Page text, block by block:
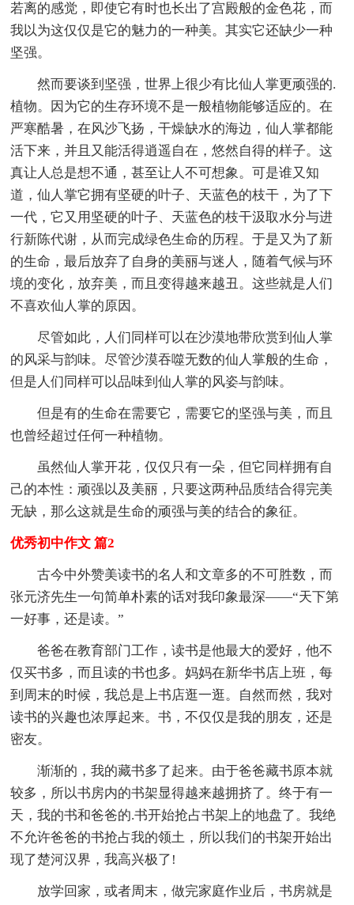
若离的感觉，即使它有时也长出了宫殿般的金色花，而
我以为这仅仅是它的魅力的一种美。其实它还缺少一种
坚强。
然而要谈到坚强，世界上很少有比仙人掌更顽强的.
植物。因为它的生存环境不是一般植物能够适应的。在
严寒酷暑，在风沙飞扬，干燥缺水的海边，仙人掌都能
活下来，并且又能活得逍遥自在，悠然自得的样子。这
真让人总是想不通，甚至让人不可想象。可是谁又知
道，仙人掌它拥有坚硬的叶子、天蓝色的枝干，为了下
一代，它又用坚硬的叶子、天蓝色的枝干汲取水分与进
行新陈代谢，从而完成绿色生命的历程。于是又为了新
的生命，最后放弃了自身的美丽与迷人，随着气候与环
境的变化，放弃美，而且变得越来越丑。这些就是人们
不喜欢仙人掌的原因。
尽管如此，人们同样可以在沙漠地带欣赏到仙人掌
的风采与韵味。尽管沙漠吞噬无数的仙人掌般的生命，
但是人们同样可以品味到仙人掌的风姿与韵味。
但是有的生命在需要它，需要它的坚强与美，而且
也曾经超过任何一种植物。
虽然仙人掌开花，仅仅只有一朵，但它同样拥有自
己的本性：顽强以及美丽，只要这两种品质结合得完美
无缺，那么这就是生命的顽强与美的结合的象征。
优秀初中作文 篇2
古今中外赞美读书的名人和文章多的不可胜数，而
张元济先生一句简单朴素的话对我印象最深——“天下第
一好事，还是读。”
爸爸在教育部门工作，读书是他最大的爱好，他不
仅买书多，而且读的书也多。妈妈在新华书店上班，每
到周末的时候，我总是上书店逛一逛。自然而然，我对
读书的兴趣也浓厚起来。书，不仅仅是我的朋友，还是
密友。
渐渐的，我的藏书多了起来。由于爸爸藏书原本就
较多，所以书房内的书架显得越来越拥挤了。终于有一
天，我的书和爸爸的.书开始抢占书架上的地盘了。我绝
不允许爸爸的书抢占我的领土，所以我们的书架开始出
现了楚河汉界，我高兴极了!
放学回家，或者周末，做完家庭作业后，书房就是